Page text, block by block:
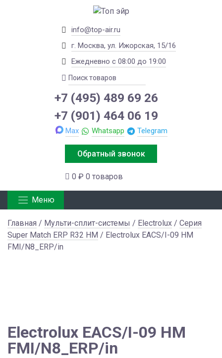
info@top-air.ru
г. Москва, ул. Ижорская, 15/16
Ежедневно с 08:00 до 19:00
+7 (495) 489 69 26
+7 (901) 464 06 19
Max Whatsapp Telegram
Обратный звонок
0 ₽ 0 товаров
Меню
Главная / Мульти-сплит-системы / Electrolux / Серия
Super Match ERP R32 HM / Electrolux EACS/I-09 HM
FMI/N8_ERP/in
Electrolux EACS/I-09 HM
FMI/N8_ERP/in